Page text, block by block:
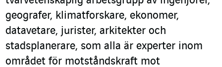
geografer, klimatforskare, ekonomer,
datavetare, jurister, arkitekter och
stadsplanerare, som alla är experter inom
området för motståndskraft mot